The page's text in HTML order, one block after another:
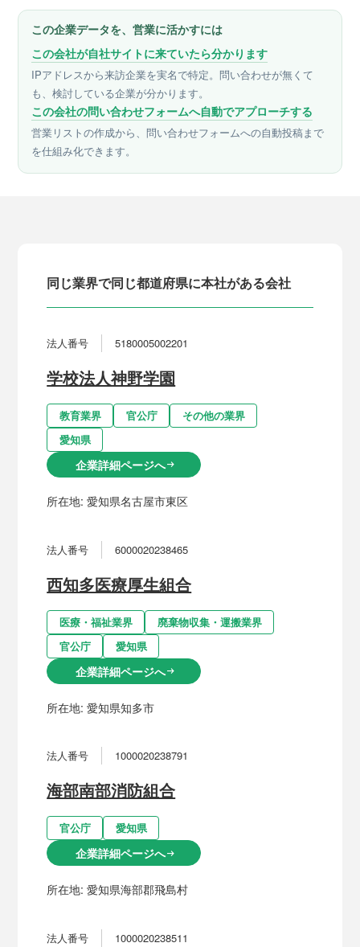
この企業データを、営業に活かすには
この会社が自社サイトに来ていたら分かります
IPアドレスから来訪企業を実名で特定。問い合わせが無くて
も、検討している企業が分かります。
この会社の問い合わせフォームへ自動でアプローチする
営業リストの作成から、問い合わせフォームへの自動投稿まで
を仕組み化できます。
同じ業界で同じ都道府県に本社がある会社
法人番号 5180005002201
学校法人神野学園
教育業界 官公庁
その他の業界
愛知県
企業詳細ページへarrow_right_alt
所在地:愛知県名古屋市東区
法人番号 6000020238465
西知多医療厚生組合
医療・福祉業界
廃棄物収集・運搬業界
官公庁
愛知県
企業詳細ページへarrow_right_alt
所在地:愛知県知多市
法人番号 1000020238791
海部南部消防組合
官公庁 愛知県
企業詳細ページへarrow_right_alt
所在地:愛知県海部郡飛島村
法人番号 1000020238511